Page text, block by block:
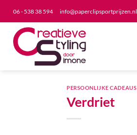
06 - 538 38 594 info@paperclipsportprijzen.nl
PERSOONLIJKE CADEAUS
Verdriet